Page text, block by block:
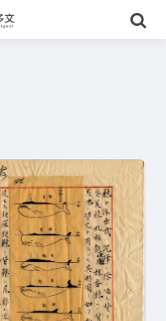
尋